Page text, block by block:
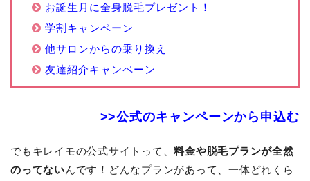
お誕生月に全身脱毛プレゼント！
学割キャンペーン
他サロンからの乗り換え
友達紹介キャンペーン
>>公式のキャンペーンから申込む
でもキレイモの公式サイトって、料金や脱毛プランが全然
のってないんです！どんなプランがあって、一体どれくら